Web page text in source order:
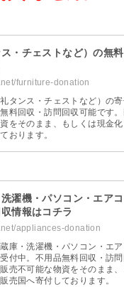
・チェストなど）の無
furniture-donation
タンス・チェストなど）の
料回収・訪問回収可能です。
をそのまま、もしくは現金化
おります。
濯機・パソコン・エア
情報はコチラ
appliances-donation
庫・洗濯機・パソコン・エア
付中。不用品無料回収・訪問
売不可能な物資をそのまま、
売国へ寄付しております。